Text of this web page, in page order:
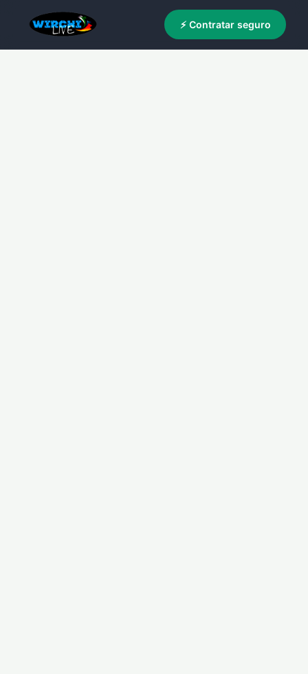
⚡ Contratar seguro